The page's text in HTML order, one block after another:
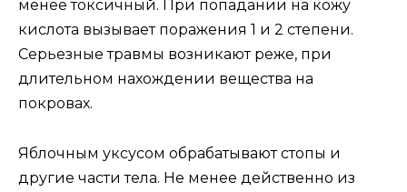
менее токсичный. При попадании на кожу
кислота вызывает поражения 1 и 2 степени.
Серьезные травмы возникают реже, при
длительном нахождении вещества на
покровах.
Яблочным уксусом обрабатывают стопы и
другие части тела. Не менее действенно из